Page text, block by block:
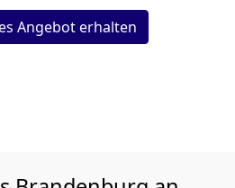
Angebot erhalten